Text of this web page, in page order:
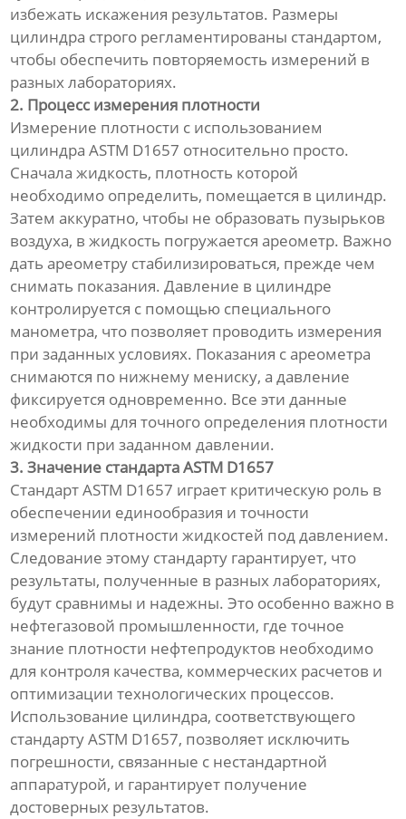
избежать искажения результатов. Размеры
цилиндра строго регламентированы стандартом,
чтобы обеспечить повторяемость измерений в
разных лабораториях.
2. Процесс измерения плотности
Измерение плотности с использованием
цилиндра ASTM D1657 относительно просто.
Сначала жидкость, плотность которой
необходимо определить, помещается в цилиндр.
Затем аккуратно, чтобы не образовать пузырьков
воздуха, в жидкость погружается ареометр. Важно
дать ареометру стабилизироваться, прежде чем
снимать показания. Давление в цилиндре
контролируется с помощью специального
манометра, что позволяет проводить измерения
при заданных условиях. Показания с ареометра
снимаются по нижнему мениску, а давление
фиксируется одновременно. Все эти данные
необходимы для точного определения плотности
жидкости при заданном давлении.
3. Значение стандарта ASTM D1657
Стандарт ASTM D1657 играет критическую роль в
обеспечении единообразия и точности
измерений плотности жидкостей под давлением.
Следование этому стандарту гарантирует, что
результаты, полученные в разных лабораториях,
будут сравнимы и надежны. Это особенно важно в
нефтегазовой промышленности, где точное
знание плотности нефтепродуктов необходимо
для контроля качества, коммерческих расчетов и
оптимизации технологических процессов.
Использование цилиндра, соответствующего
стандарту ASTM D1657, позволяет исключить
погрешности, связанные с нестандартной
аппаратурой, и гарантирует получение
достоверных результатов.